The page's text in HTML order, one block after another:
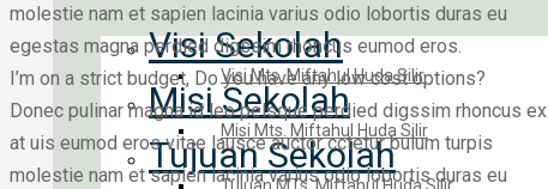
Visi Sekolah
Visi Mts. Miftahul Huda Silir
Misi Sekolah
Misi Mts. Miftahul Huda Silir
Tujuan Sekolah
molestie nam et sapien lacinia varius odio lobortis duras eu
egestas magna perdied digssim rhoncus eumod eros.
I’m on a strict budget, Do you have any low cost options?
Donec pulinar magna id leo pelsque perdied digssim rhoncus ex
at uis eumod eros vitae lausce auctor cctetur bulum turpis
molestie nam et sapien lacinia varius odio lobortis duras eu